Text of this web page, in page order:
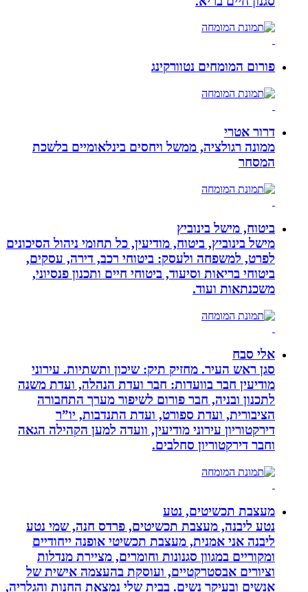
פורום המומחים נטוורקינג
דרור אטרי
ממונה רגולציה, ממשל ויחסים בינלאומיים בלשכת
המסחר
ביטוח, מישל בינוביץ
מישל בינוביץ, ביטוח, מודיעין, כל תחומי ניהול הסיכונים
לפרט, למשפחה ולעסק: ביטוחי רכב, דירה, עסקים,
ביטוחי בריאות וסיעוד, ביטוחי חיים ותכנון פנסיוני,
משכנתאות ועוד.
אלי סבח
סגן ראש העיר. מחזיק תיק: שיכון ותשתיות. עירוני
מודיעין חבר בוועדות: חבר ועדת הנהלה, ועדת משנה
לתכנון ובניה, חבר פורום לשיפור מערך התחבורה
הציבורית, ועדת ספורט, ועדת התנדבות, יו”ר
דירקטוריון עירוני מודיעין, וועדה למען הקהילה הגאה
וחבר דירקטוריון סחלבים.
מעצבת תכשיטים, נטע
נטע ליבנה, מעצבת תכשיטים, פרדס חנה, שמי נטע
ליבנה אני אמנית, מעצבת תכשיטי אופנה ייחודיים
ומקוריים במגוון סגנונות וחומרים, מציירת מנדלות
וציורים אבסטרקטיים, ועוסקת בהעצמה אישית של
אנשים ובעיקר נשים. בבית שלי נמצאת החנות והגלריה,